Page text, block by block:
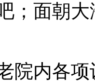
；面朝
院内各